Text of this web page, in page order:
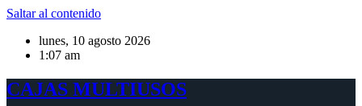
Saltar al contenido
lunes, 10 agosto 2026
1:07 am
CAJAS MULTIUSOS